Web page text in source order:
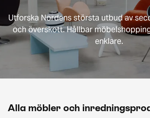
Utforska Nordens största utbud av
och överskott. Hållbar
enklare.
Alla möbler och